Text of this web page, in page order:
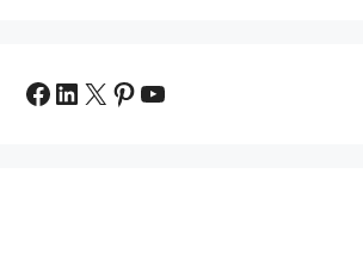
Facebook
LinkedIn
X Pinterest
YouTube